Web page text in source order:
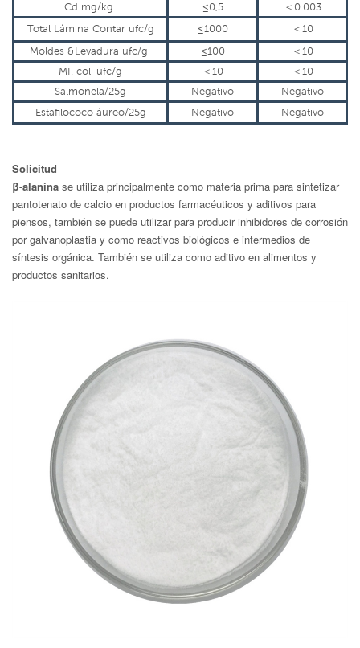
Cd mg/kg ≤0,5 ＜ 0.003
Total Lámina Contar ufc/g ≤1000 ＜ 10
Moldes &Levadura ufc/g ≤100 ＜ 10
MI. coli ufc/g ＜ 10 ＜ 10
Salmonela/25g Negativo
Negativo
Estafilococo áureo/25g Negativo Negativo
Solicitud
β-alanina se utiliza principalmente como materia prima para sintetizar
pantotenato de calcio en productos farmacéuticos y aditivos para
piensos, también se puede utilizar para producir inhibidores de corrosión
por galvanoplastia y como reactivos biológicos e intermedios de
síntesis orgánica. También se utiliza como aditivo en alimentos y
productos sanitarios.